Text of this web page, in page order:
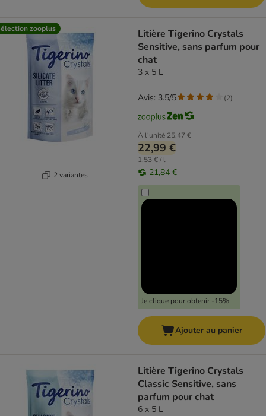
zooplus
2 variantes
Litière Tigerino Crystals
Sensitive, sans parfum pour
chat
3 x 5 L
À l'unité 25,47 €
22,99 €
1,53 € / l
21,84 €
Je clique pour obtenir -15%
Avis: 3.5/5 (2)
Ajouter au panier
Litière Tigerino Crystals
Classic Sensitive, sans
parfum pour chat
6 x 5 L